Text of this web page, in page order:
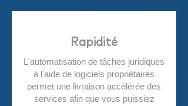
Rapidité
L'automatisation de tâches juridiques
à l'aide de logiciels propriétaires
permet une livraison accélérée des
services afin que vous puissiez